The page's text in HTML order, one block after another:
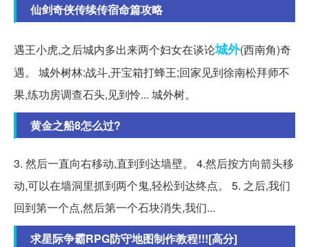
仙剑奇侠传续传宿命篇攻略
遇王小虎,之后城内多出来两个妇女在谈论城外(西南角)奇
遇。 城外树林:战斗,开宝箱打蜂王;回家见到徐南松拜师不
果,练功房调查石头,见到怜... 城外树。
黄金之船8怎么过?
3. 然后一直向右移动,直到到达墙壁。 4.然后按方向箭头移
动,可以在墙洞里抓到两个鬼,轻松到达终点。 5. 之后,我们
回到第一个点,然后第一个石块消失,我们...
求星际争霸RPG防守地图制作教程!!![高分]